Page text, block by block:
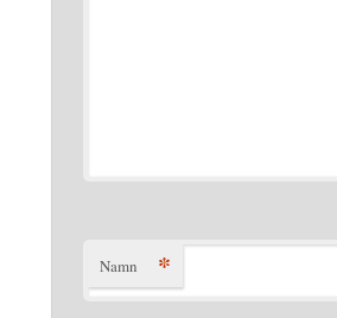
Namn *